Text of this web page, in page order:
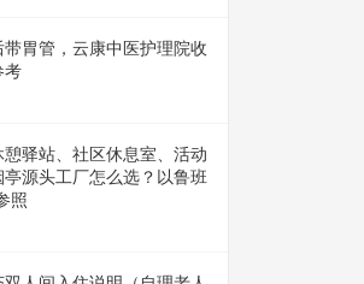
带胃管，云康中医护理院收
考
驿站、社区休息室、活动
源头工厂怎么选？以鲁班
照